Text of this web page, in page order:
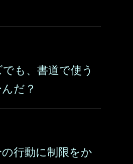
も、書道で使う
だ？
行動に制限をか